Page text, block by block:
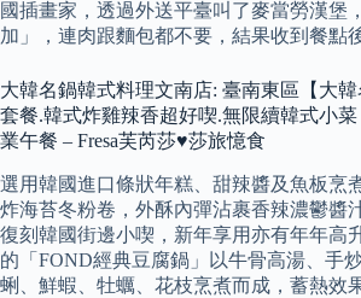
國插畫家，透過外送平臺叫了麥當勞漢堡
加」，連肉跟麵包都不要，結果收到餐點
大韓名鍋韓式料理文南店: 臺南東區【大
套餐.韓式炸雞辣香超好喫.無限續韓式小
業午餐 – Fresa芙芮莎♥莎旅憶食
選用韓國進口條狀年糕、甜辣醬及魚板烹
炸海苔冬粉卷，外酥內彈沾裹香辣濃鬱醬
復刻韓國街邊小喫，新年享用亦有年年高
的「FOND經典豆腐鍋」以牛骨高湯、手
蜊、鮮蝦、牡蠣、花枝烹煮而成，蓄熱效